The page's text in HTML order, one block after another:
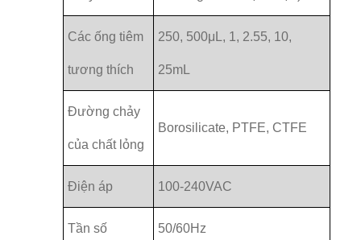
Các ống tiêm
tương thích
250, 500μL, 1, 2.55, 10,
25mL
Đường chảy
của chất lỏng
Borosilicate, PTFE, CTFE
Điện áp 100-240VAC
Tần số 50/60Hz